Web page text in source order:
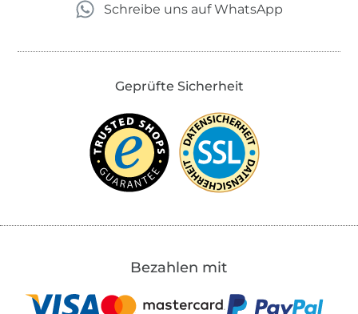
Schreibe uns auf WhatsApp
Geprüfte Sicherheit
Bezahlen mit